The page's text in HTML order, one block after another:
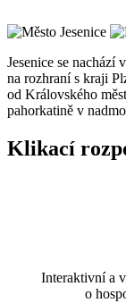
Jesenice se nachází
na rozhraní s kraji
od Královského
pahorkatině v
Klikací
Interaktivní a
o